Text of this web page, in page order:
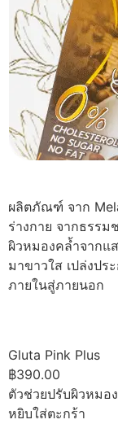
ผลิตภัณฑ์ จาก
ร่างกาย จากธรร
ผิวหมองคล้ำจากแ
มาขาวใส เปล่งปร
ภายในสู่ภายนอก
Gluta Pink Plus
฿390.00
ตัวช่วยปรับผิวหมอ
หยิบใส่ตะกร้า